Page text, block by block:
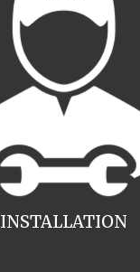
INSTALLATION